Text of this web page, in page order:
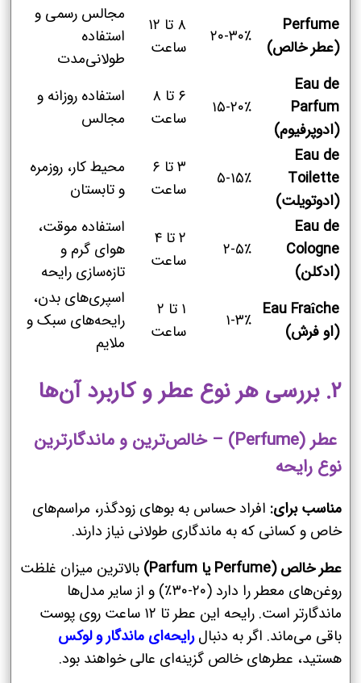
Perfume
(عطر خالص)
۲۰-۳۰٪
۸ تا ۱۲
ساعت
مجالس رسمی و
استفاده
طولانی‌مدت
Eau de
Parfum
(ادوپرفیوم)
۱۵-۲۰٪
۶ تا ۸
ساعت
استفاده روزانه و
مجالس
Eau de
Toilette
(ادوتویلت)
۵-۱۵٪
۳ تا ۶
ساعت
محیط کار، روزمره
و تابستان
Eau de
Cologne
(ادکلن)
۲-۵٪
۲ تا ۴
ساعت
استفاده موقت،
هوای گرم و
تازه‌سازی رایحه
Eau Fraîche
(او فرش)
۱-۳٪
۱ تا ۲
ساعت
اسپری‌های بدن،
رایحه‌های سبک و
ملایم
۲. بررسی هر نوع عطر و کاربرد آن‌ها
عطر (Perfume) – خالص‌ترین و ماندگارترین
نوع رایحه
مناسب برای: افراد حساس به بوهای زودگذر، مراسم‌های
خاص و کسانی که به ماندگاری طولانی نیاز دارند.
عطر خالص (Perfume یا Parfum)
بالاترین میزان غلظت
روغن‌های معطر را دارد (۲۰-۳۰٪) و از سایر مدل‌ها
ماندگارتر است. رایحه این عطر تا ۱۲ ساعت روی پوست
باقی می‌ماند. اگر به دنبالرایحه‌ای ماندگار و لوکس
هستید، عطرهای خالص گزینه‌ای عالی خواهند بود.